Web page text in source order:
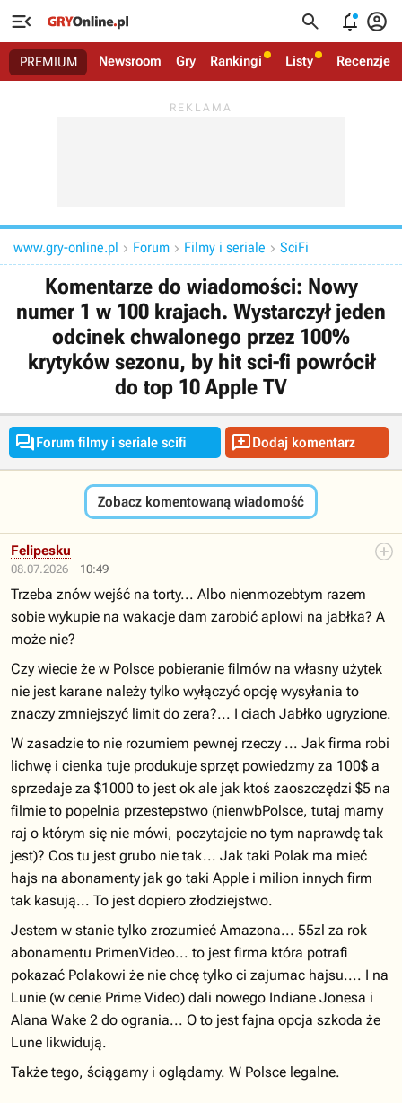
   
PREMIUM Newsroom Gry Rankingi Listy Recenzje
www.gry-online.pl  Forum  Filmy i seriale  SciFi
Komentarze do wiadomości: Nowy
numer 1 w 100 krajach. Wystarczył jeden
odcinek chwalonego przez 100%
krytyków sezonu, by hit sci-fi powrócił
do top 10 Apple TV
Forum filmy i seriale scifi Dodaj komentarz
Zobacz komentowaną wiadomość
08.07.2026 10:49
Felipesku
Trzeba znów wejść na torty... Albo nienmozebtym razem
sobie wykupie na wakacje dam zarobić aplowi na jabłka? A
może nie?
Czy wiecie że w Polsce pobieranie filmów na własny użytek
nie jest karane należy tylko wyłączyć opcję wysyłania to
znaczy zmniejszyć limit do zera?... I ciach Jabłko ugryzione.
W zasadzie to nie rozumiem pewnej rzeczy ... Jak firma robi
lichwę i cienka tuje produkuje sprzęt powiedzmy za 100$ a
sprzedaje za $1000 to jest ok ale jak ktoś zaoszczędzi $5 na
filmie to popelnia przestepstwo (nienwbPolsce, tutaj mamy
raj o którym się nie mówi, poczytajcie no tym naprawdę tak
jest)? Cos tu jest grubo nie tak... Jak taki Polak ma mieć
hajs na abonamenty jak go taki Apple i milion innych firm
tak kasują... To jest dopiero złodziejstwo.
Jestem w stanie tylko zrozumieć Amazona... 55zl za rok
abonamentu PrimenVideo... to jest firma która potrafi
pokazać Polakowi że nie chcę tylko ci zajumac hajsu.... I na
Lunie (w cenie Prime Video) dali nowego Indiane Jonesa i
Alana Wake 2 do ogrania... O to jest fajna opcja szkoda że
Lune likwidują.
Także tego, ściągamy i oglądamy. W Polsce legalne.